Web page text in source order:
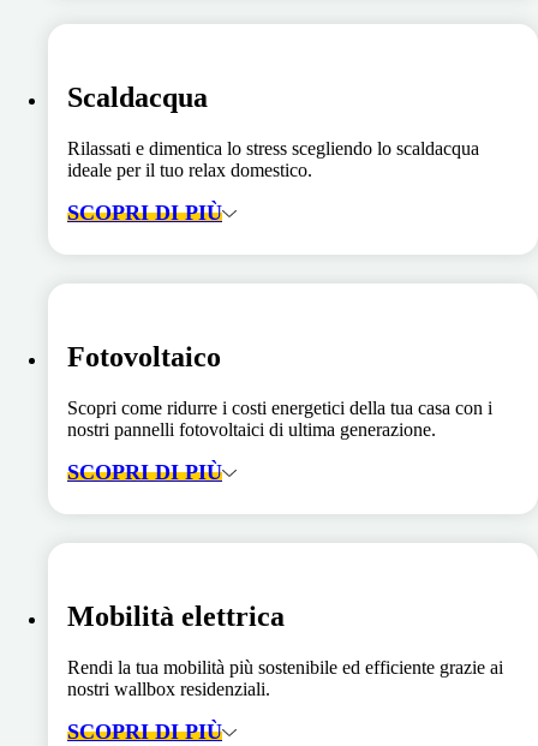
Scaldacqua
Rilassati e dimentica lo stress scegliendo lo scaldacqua
ideale per il tuo relax domestico.
SCOPRI DI PIÙ
Fotovoltaico
Scopri come ridurre i costi energetici della tua casa con i
nostri pannelli fotovoltaici di ultima generazione.
SCOPRI DI PIÙ
Mobilità elettrica
Rendi la tua mobilità più sostenibile ed efficiente grazie ai
nostri wallbox residenziali.
SCOPRI DI PIÙ